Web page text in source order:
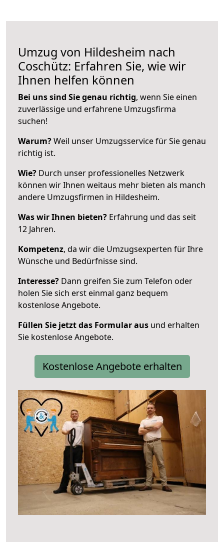
Umzug von Hildesheim nach
Coschütz: Erfahren Sie, wie wir
Ihnen helfen können
Bei uns sind Sie genau richtig, wenn Sie einen
zuverlässige und erfahrene Umzugsfirma
suchen!
Warum?Weil unser Umzugsservice für Sie genau
richtig ist.
Wie? Durch unser professionelles Netzwerk
können wir Ihnen weitaus mehr bieten als manch
andere Umzugsfirmen in Hildesheim.
Was wir Ihnen bieten? Erfahrung und das seit
12 Jahren.
Kompetenz, da wir die Umzugsexperten für Ihre
Wünsche und Bedürfnisse sind.
Interesse? Dann greifen Sie zum Telefon oder
holen Sie sich erst einmal ganz bequem
kostenlose Angebote.
Füllen Sie jetzt das Formular aus und erhalten
Sie kostenlose Angebote.
Kostenlose Angebote erhalten